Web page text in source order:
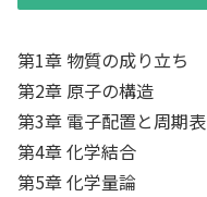
第1章 物質の成り立ち
第2章 原子の構造
第3章 電子配置と周期表
第4章 化学結合
第5章 化学量論